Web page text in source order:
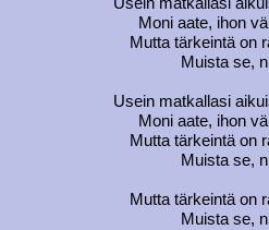
Moni aate, ihon
Mutta tärkeintä on
Muista se,
Usein matkallasi
Moni aate, ihon
Mutta tärkeintä on
Muista se,
Mutta tärkeintä on
Muista se,